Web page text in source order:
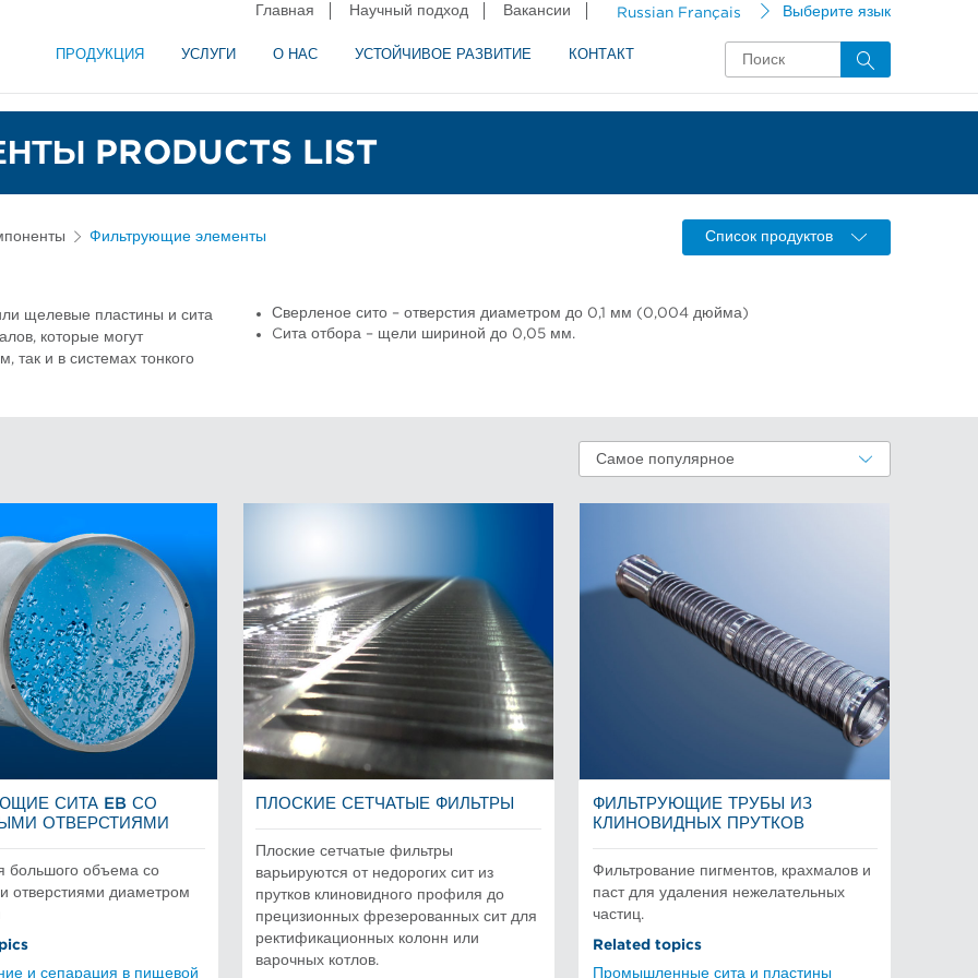
Russian Français Выберите язык
Главная Научный подход Вакансии
ПРОДУКЦИЯ УСЛУГИ О НАС УСТОЙЧИВОЕ РАЗВИТИЕ КОНТАКТ
PRODUCTS LIST
Фильтрующие элементы Список продуктов
щелевые пластины и сита
которые могут
так и в системах тонкого
Сверленое сито – отверстия диаметром до 0,1 мм (0,004 дюйма)
Cита отбора – щели шириной до 0,05 мм.
Самое популярное
СИТА EB СО
ОТВЕРСТИЯМИ
большого объема со
отверстиями диаметром
и сепарация в пищевой
ПЛОСКИЕ СЕТЧАТЫЕ ФИЛЬТРЫ
Плоские сетчатые фильтры
варьируются от недорогих сит из
прутков клиновидного профиля до
прецизионных фрезерованных сит для
ректификационных колонн или
варочных котлов.
ФИЛЬТРУЮЩИЕ ТРУБЫ ИЗ
КЛИНОВИДНЫХ ПРУТКОВ
Фильтрование пигментов, крахмалов и
паст для удаления нежелательных
частиц.
Related topics
Промышленные сита и пластины